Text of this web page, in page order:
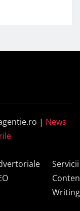
| News
Servicii
Writing